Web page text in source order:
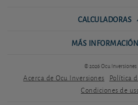
CALCULADORAS
MÁS INFORMACIÓN
© 2026 Ocu Inversiones
Acerca de Ocu Inversiones Política
Condiciones de